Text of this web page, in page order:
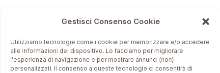
Gestisci Consenso Cookie
Utilizziamo tecnologie come i cookie per memorizzare e/o accedere
alle informazioni del dispositivo. Lo facciamo per migliorare
l'esperienza di navigazione e per mostrare annunci (non)
personalizzati. Il consenso a queste tecnologie ci consentirà di